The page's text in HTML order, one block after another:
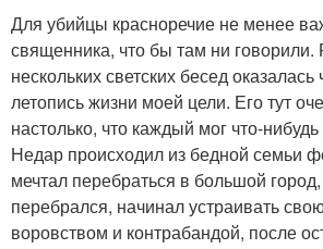
Для убийцы красноречие не менее
священника, что бы там ни говорили.
нескольких светских бесед оказалась
летопись жизни моей цели. Его тут
настолько, что каждый мог что-
Недар происходил из бедной семьи
мечтал перебраться в большой
перебрался, начинал устраивать
воровством и контрабандой, после